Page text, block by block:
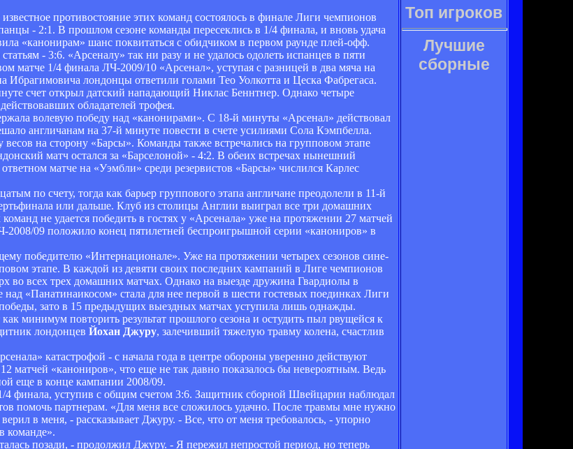
противостояние этих команд состоялось в финале Лиги чемпионов
- 2:1. В прошлом сезоне команды пересеклись в 1/4 финала, и вновь удача
«канонирам» шанс поквитаться с обидчиком в первом раунде плей-офф.
- 3:6. «Арсеналу» так ни разу и не удалось одолеть испанцев в пяти
матче 1/4 финала ЛЧ-2009/10 «Арсенал», уступая с разницей в два мяча на
лондонцы ответили голами Тео Уолкотта и Цеска Фабрегаса.
счет открыл датский нападающий Никлас Беннтнер. Однако четыре
обладателей трофея.
волевую победу над «канонирами». С 18-й минуты «Арсенал» действовал
англичанам на 37-й минуте повести в счете усилиями Сола Кэмпбелла.
на сторону «Барсы». Команды также встречались на групповом этапе
матч остался за «Барселоной» - 4:2. В обеих встречах нынешний
матче на «Уэмбли» среди резервистов «Барсы» числился Карлес
по счету, тогда как барьер группового этапа англичане преодолели в 11-й
или дальше. Клуб из столицы Англии выиграл все три домашних
не удается победить в гостях у «Арсенала» уже на протяжении 27 матчей
09 положило конец пятилетней беспроигрышной серии «канониров» в
победителю «Интернационале». Уже на протяжении четырех сезонов сине-
этапе. В каждой из девяти своих последних кампаний в Лиге чемпионов
во всех трех домашних матчах. Однако на выезде дружина Гвардиолы в
«Панатинаикосом» стала для нее первой в шести гостевых поединках Лиги
зато в 15 предыдущих выездных матчах уступила лишь однажды.
минимум повторить результат прошлого сезона и остудить пыл рвущейся к
лондонцев Йохан Джуру, залечивший тяжелую травму колена, счастлив
катастрофой - с начала года в центре обороны уверенно действуют
«канониров», что еще не так давно показалось бы невероятным. Ведь
еще в конце кампании 2008/09.
финала, уступив с общим счетом 3:6. Защитник сборной Швейцарии наблюдал
помочь партнерам. «Для меня все сложилось удачно. После травмы мне нужно
в меня, - рассказывает Джуру. - Все, что от меня требовалось, - упорно
команде».
позади, - продолжил Джуру. - Я пережил непростой период, но теперь
Топ игроков
Лучшие
сборные